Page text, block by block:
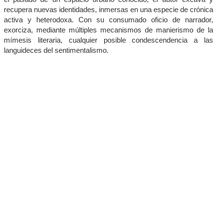
recupera nuevas identidades, inmersas en una especie de crónica
activa y heterodoxa. Con su consumado oficio de narrador,
exorciza, mediante múltiples mecanismos de manierismo de la
mímesis literaria, cualquier posible condescendencia a las
languideces del sentimentalismo.